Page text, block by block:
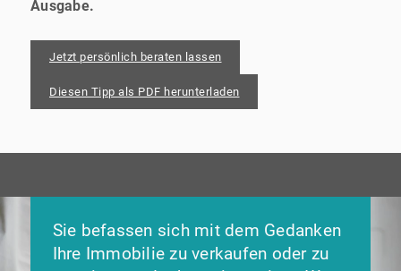
Ausgabe.
Jetzt persönlich beraten lassen
Diesen Tipp als PDF herunterladen
Sie befassen sich mit dem Gedanken
Ihre Immobilie zu verkaufen oder zu